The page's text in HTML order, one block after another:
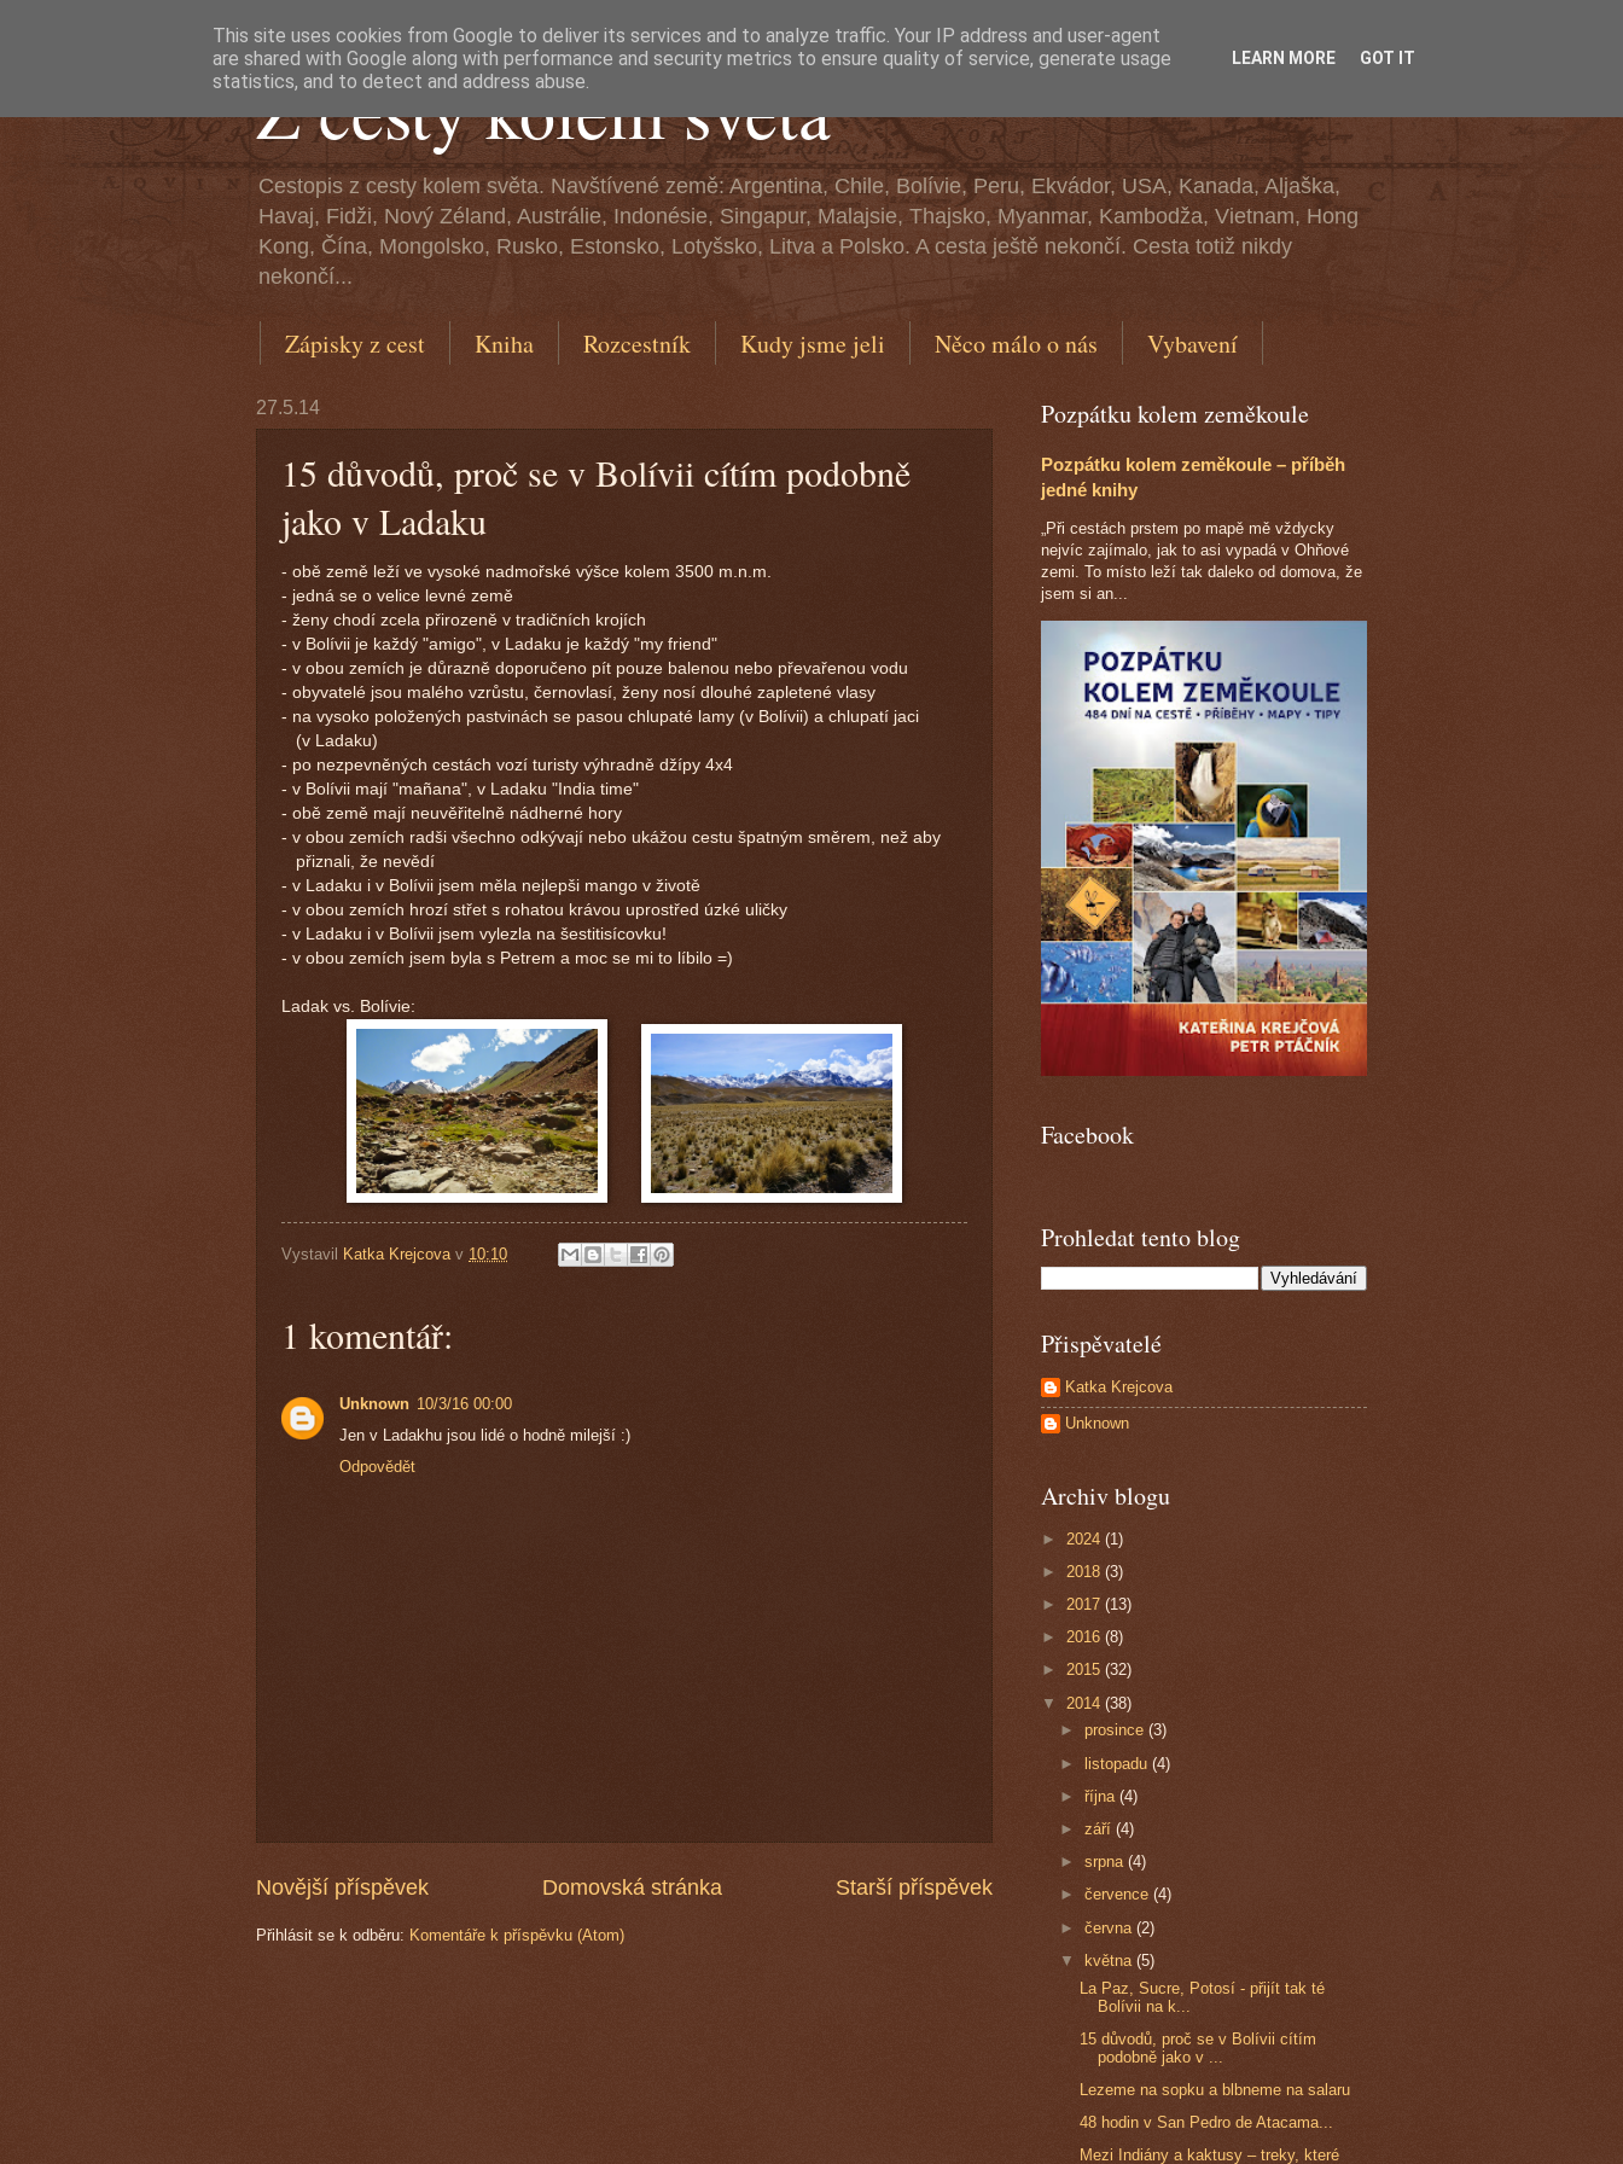
Z cesty kolem světa
Cestopis z cesty kolem světa. Navštívené země: Argentina, Chile, Bolívie, Peru, Ekvádor, USA, Kanada, Aljaška,
Havaj, Fidži, Nový Zéland, Austrálie, Indonésie, Singapur, Malajsie, Thajsko, Myanmar, Kambodža, Vietnam, Hong
Kong, Čína, Mongolsko, Rusko, Estonsko, Lotyšsko, Litva a Polsko. A cesta ještě nekončí. Cesta totiž nikdy
nekončí...
Zápisky z cest Kniha Rozcestník Kudy jsme jeli Něco málo o nás Vybavení
27.5.14
15 důvodů, proč se v Bolívii cítím podobně
jako v Ladaku
- obě země leží ve vysoké nadmořské výšce kolem 3500 m.n.m.
- jedná se o velice levné země
- ženy chodí zcela přirozeně v tradičních krojích
- v Bolívii je každý "amigo", v Ladaku je každý "my friend"
- v obou zemích je důrazně doporučeno pít pouze balenou nebo převařenou vodu
- obyvatelé jsou malého vzrůstu, černovlasí, ženy nosí dlouhé zapletené vlasy
- na vysoko položených pastvinách se pasou chlupaté lamy (v Bolívii) a chlupatí jaci
(v Ladaku)
- po nezpevněných cestách vozí turisty výhradně džípy 4x4
- v Bolívii mají "mañana", v Ladaku "India time"
- obě země mají neuvěřitelně nádherné hory
- v obou zemích radši všechno odkývají nebo ukážou cestu špatným směrem, než aby
přiznali, že nevědí
- v Ladaku i v Bolívii jsem měla nejlepši mango v životě
- v obou zemích hrozí střet s rohatou krávou uprostřed úzké uličky
- v Ladaku i v Bolívii jsem vylezla na šestitisícovku!
- v obou zemích jsem byla s Petrem a moc se mi to líbilo =)
Ladak vs. Bolívie:
Vystavil Katka Krejcova v 10:10
1 komentář:
Unknown 10/3/16 00:00
Jen v Ladakhu jsou lidé o hodně milejší :)
Odpovědět
Novější příspěvek Starší příspěvek
Domovská stránka
Přihlásit se k odběru: Komentáře k příspěvku (Atom)
Pozpátku kolem zeměkoule
Pozpátku kolem zeměkoule – příběh
jedné knihy
„Při cestách prstem po mapě mě vždycky
nejvíc zajímalo, jak to asi vypadá v Ohňové
zemi. To místo leží tak daleko od domova, že
jsem si an...
Facebook
Prohledat tento blog
Přispěvatelé
Katka Krejcova
Unknown
Archiv blogu
► 2024 (1)
► 2018 (3)
► 2017 (13)
► 2016 (8)
► 2015 (32)
▼ 2014 (38)
►prosince(3)
►listopadu(4)
►října(4)
►září(4)
►srpna(4)
►července(4)
►června(2)
▼
května(5)
La Paz, Sucre, Potosí - přijít tak té
Bolívii na k...
15 důvodů, proč se v Bolívii cítím
podobně jako v ...
Lezeme na sopku a blbneme na salaru
48 hodin v San Pedro de Atacama...
Mezi Indiány a kaktusy – treky, které
This site uses cookies from Google to deliver its services and to analyze traffic. Your IP address and user-agent
are shared with Google along with performance and security metrics to ensure quality of service, generate usage
statistics, and to detect and address abuse.
LEARN MORE GOT IT